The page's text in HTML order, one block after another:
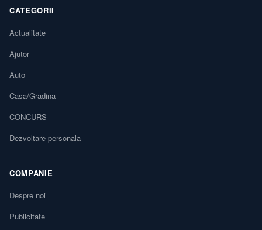
CATEGORII
Actualitate
Ajutor
Auto
Casa/Gradina
CONCURS
Dezvoltare personala
COMPANIE
Despre noi
Publicitate